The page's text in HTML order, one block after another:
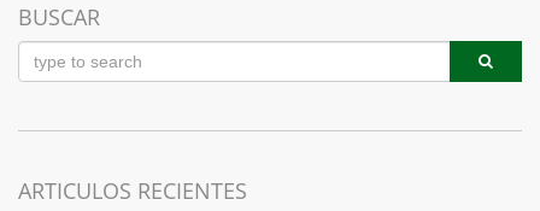
BUSCAR
ARTICULOS RECIENTES